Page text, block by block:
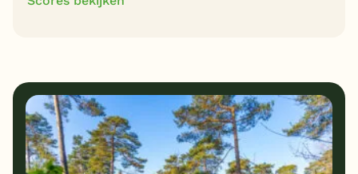
8 Bungalows 7 Kindvriendelijk
7 Prijs/kwaliteit